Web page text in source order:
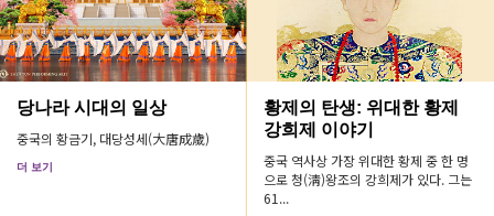
당나라 시대의 일상
중국의 황금기, 대당성세(大唐成歲)
더 보기
황제의 탄생: 위대한 황제
강희제 이야기
중국 역사상 가장 위대한 황제 중 한 명
으로 청(淸)왕조의 강희제가 있다. 그는
61...